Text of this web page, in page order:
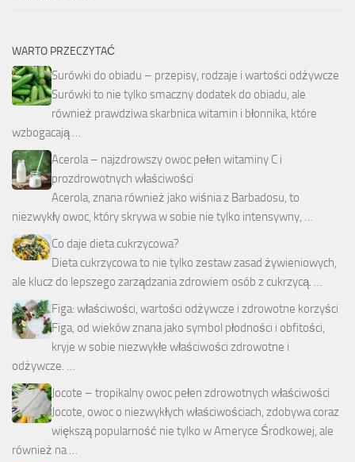
WARTO PRZECZYTAĆ
Surówki do obiadu – przepisy, rodzaje i wartości odżywcze
Surówki to nie tylko smaczny dodatek do obiadu, ale
również prawdziwa skarbnica witamin i błonnika, które
wzbogacają …
Acerola – najzdrowszy owoc pełen witaminy C i
prozdrowotnych właściwości
Acerola, znana również jako wiśnia z Barbadosu, to
niezwykły owoc, który skrywa w sobie nie tylko intensywny, …
Co daje dieta cukrzycowa?
Dieta cukrzycowa to nie tylko zestaw zasad żywieniowych,
ale klucz do lepszego zarządzania zdrowiem osób z cukrzycą. …
Figa: właściwości, wartości odżywcze i zdrowotne korzyści
Figa, od wieków znana jako symbol płodności i obfitości,
kryje w sobie niezwykłe właściwości zdrowotne i
odżywcze. …
Jocote – tropikalny owoc pełen zdrowotnych właściwości
Jocote, owoc o niezwykłych właściwościach, zdobywa coraz
większą popularność nie tylko w Ameryce Środkowej, ale
również na …